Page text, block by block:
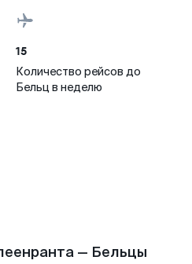
15
Количество рейсов до
Бельц в неделю
— Бельцы